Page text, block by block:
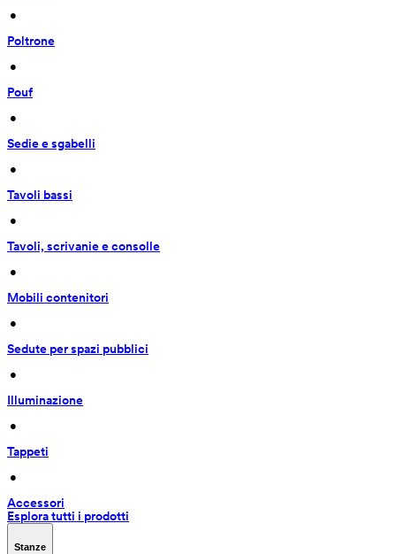
•
Poltrone
•
Pouf
•
Sedie e sgabelli
•
Tavoli bassi
•
Tavoli, scrivanie e consolle
•
Mobili contenitori
•
Sedute per spazi pubblici
•
Illuminazione
•
Tappeti
•
Accessori
Esplora tutti i prodotti
Stanze